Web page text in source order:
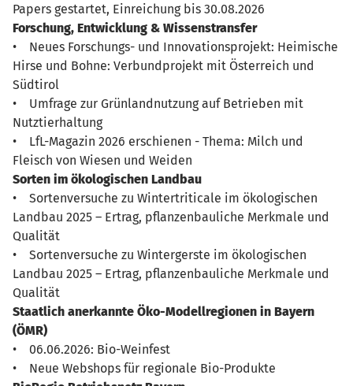
Papers gestartet, Einreichung bis 30.08.2026
Forschung, Entwicklung & Wissenstransfer
• Neues Forschungs- und Innovationsprojekt: Heimische
Hirse und Bohne: Verbundprojekt mit Österreich und
Südtirol
• Umfrage zur Grünlandnutzung auf Betrieben mit
Nutztierhaltung
• LfL-Magazin 2026 erschienen - Thema: Milch und
Fleisch von Wiesen und Weiden
Sorten im ökologischen Landbau
• Sortenversuche zu Wintertriticale im ökologischen
Landbau 2025 – Ertrag, pflanzenbauliche Merkmale und
Qualität
• Sortenversuche zu Wintergerste im ökologischen
Landbau 2025 – Ertrag, pflanzenbauliche Merkmale und
Qualität
Staatlich anerkannte Öko-Modellregionen in Bayern
(ÖMR)
• 06.06.2026: Bio-Weinfest
• Neue Webshops für regionale Bio-Produkte